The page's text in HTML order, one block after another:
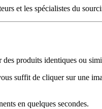
et les spécialistes du
produits identiques ou
suffit de cliquer sur une
en quelques secondes.